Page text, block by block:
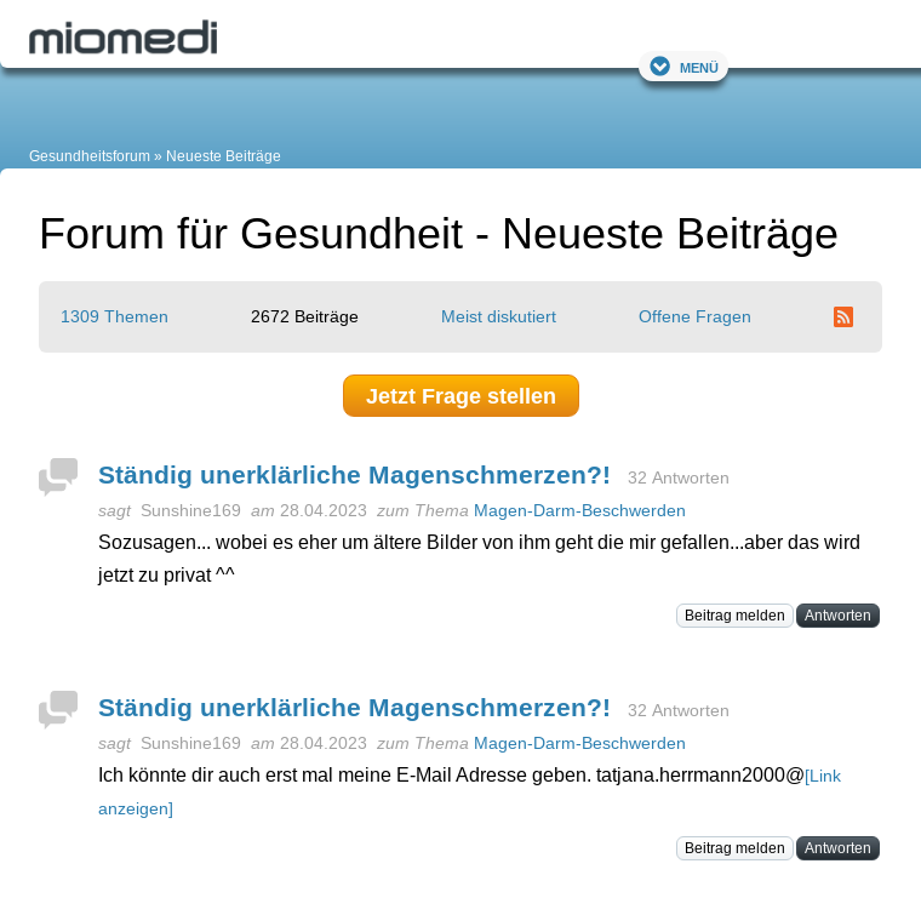
Menü
Gesundheitsforum Neueste Beiträge
Forum für Gesundheit - Neueste Beiträge
1309 Themen 2672 Beiträge Meist diskutiert Offene Fragen
Jetzt Frage stellen
Ständig unerklärliche Magenschmerzen?!
32 Antworten
sagt Sunshine169 am 28.04.2023 zum Thema Magen-Darm-Beschwerden
Sozusagen... wobei es eher um ältere Bilder von ihm geht die mir gefallen...aber das wird
jetzt zu privat ^^
Beitrag melden Antworten
Ständig unerklärliche Magenschmerzen?!
32 Antworten
sagt Sunshine169 am 28.04.2023 zum Thema Magen-Darm-Beschwerden
Ich könnte dir auch erst mal meine E-Mail Adresse geben. tatjana.herrmann2000@[Link
anzeigen]
Beitrag melden Antworten